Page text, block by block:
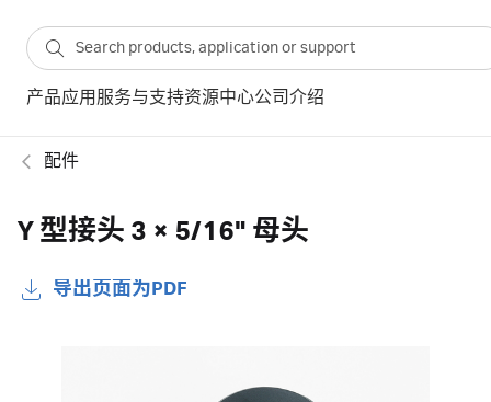
产品应用 服务与支持资源中心公司介绍
配件
Y 型接头 3 × 5/16" 母头
导出页面为PDF